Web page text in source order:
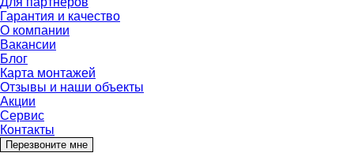
Гарантия и качество
О компании
Вакансии
Блог
Карта монтажей
Отзывы и наши объекты
Акции
Сервис
Контакты
Перезвоните мне